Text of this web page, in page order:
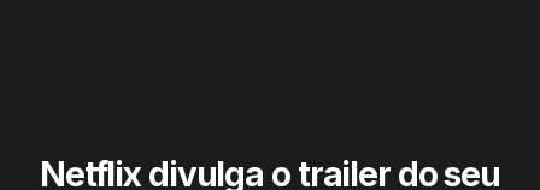
Netflix divulga o trailer do seu